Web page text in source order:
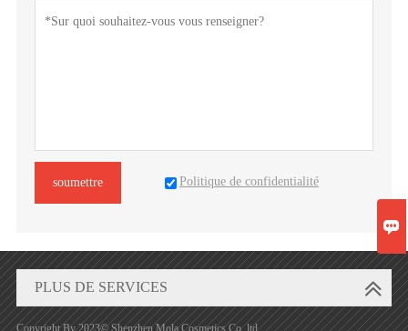
soumettre Politique de confidentialité
PLUS DE SERVICES
Copyright By 2023© Shenzhen Mola Cosmetics Co, ltd.
